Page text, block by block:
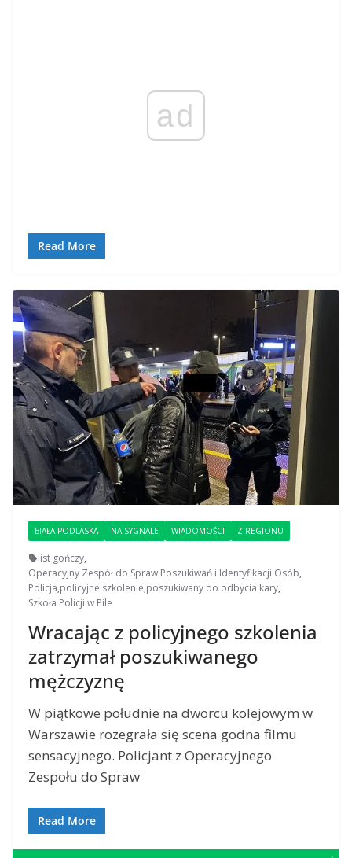
ad
Read More
BIAŁA PODLASKA NA SYGNALE WIADOMOŚCI Z REGIONU
list gończy,
Operacyjny Zespół do Spraw Poszukiwań i Identyfikacji Osób,
Policja,policyjne szkolenie,poszukiwany do odbycia kary,
Szkoła Policji w Pile
Wracając z policyjnego szkolenia
zatrzymał poszukiwanego
mężczyznę
W piątkowe południe na dworcu kolejowym w
Warszawie rozegrała się scena godna filmu
sensacyjnego. Policjant z Operacyjnego
Zespołu do Spraw
Read More